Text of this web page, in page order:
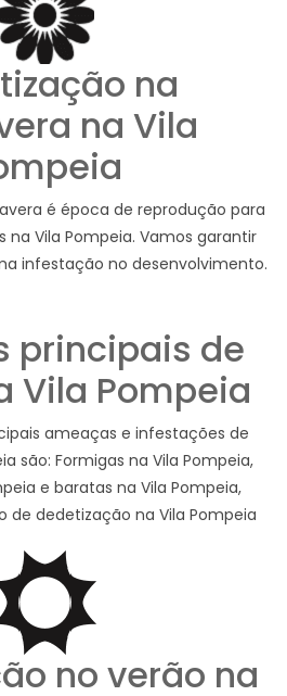
na
na Vila
é época de reprodução para
na Vila Pompeia. Vamos garantir
infestação no desenvolvimento.
principais de
Vila Pompeia
ameaças e infestações de
são: Formigas na Vila Pompeia,
e baratas na Vila Pompeia,
de dedetização na Vila Pompeia
no verão na